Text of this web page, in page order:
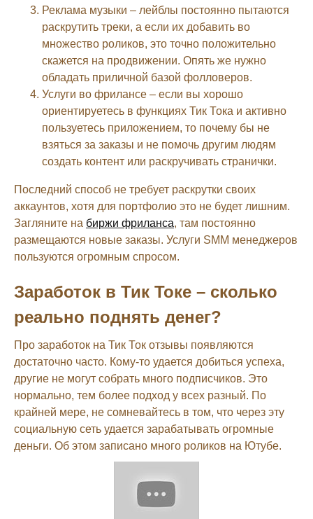
Реклама музыки – лейблы постоянно пытаются
раскрутить треки, а если их добавить во
множество роликов, это точно положительно
скажется на продвижении. Опять же нужно
обладать приличной базой фолловеров.
Услуги во фрилансе – если вы хорошо
ориентируетесь в функциях Тик Тока и активно
пользуетесь приложением, то почему бы не
взяться за заказы и не помочь другим людям
создать контент или раскручивать странички.
Последний способ не требует раскрутки своих
аккаунтов, хотя для портфолио это не будет лишним.
Загляните на биржи фриланса, там постоянно
размещаются новые заказы. Услуги SMM менеджеров
пользуются огромным спросом.
Заработок в Тик Токе – сколько
реально поднять денег?
Про заработок на Тик Ток отзывы появляются
достаточно часто. Кому-то удается добиться успеха,
другие не могут собрать много подписчиков. Это
нормально, тем более подход у всех разный. По
крайней мере, не сомневайтесь в том, что через эту
социальную сеть удается зарабатывать огромные
деньги. Об этом записано много роликов на Ютубе.